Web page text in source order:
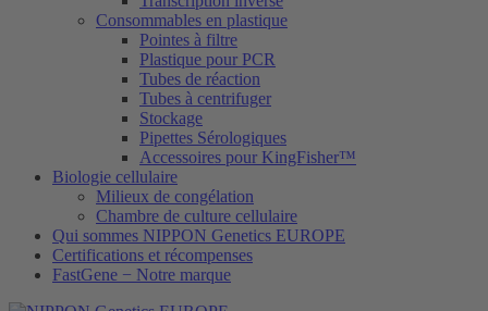
Consommables en plastique
Pointes à filtre
Plastique pour PCR
Tubes de réaction
Tubes à centrifuger
Stockage
Pipettes Sérologiques
Accessoires pour KingFisher™
Biologie cellulaire
Milieux de congélation
Chambre de culture cellulaire
Qui sommes NIPPON Genetics EUROPE
Certifications et récompenses
FastGene − Notre marque